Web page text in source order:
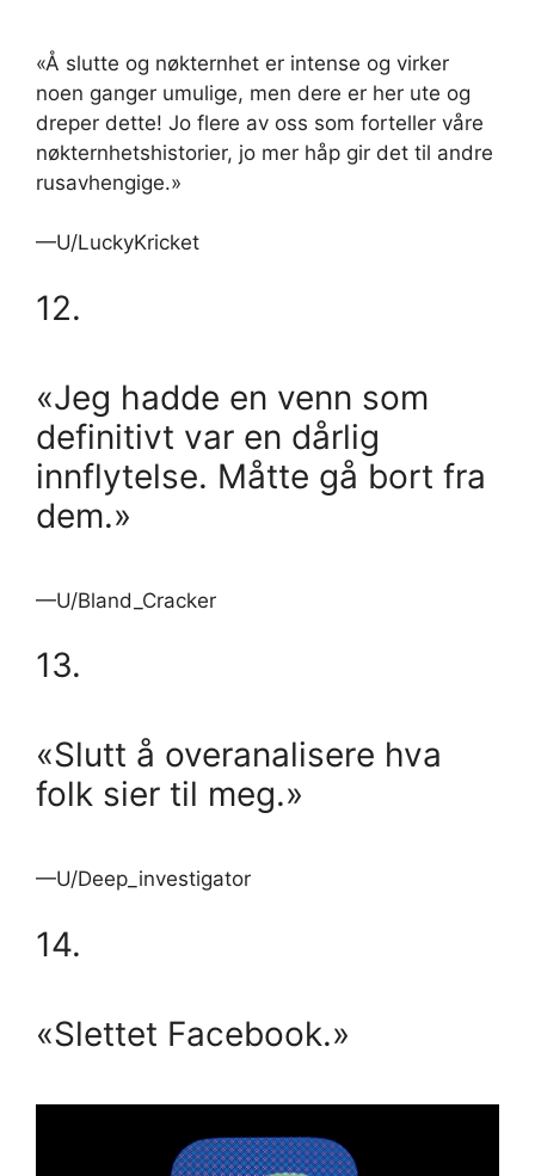
«Å slutte og nøkternhet er intense og virker
noen ganger umulige, men dere er her ute og
dreper dette! Jo flere av oss som forteller våre
nøkternhetshistorier, jo mer håp gir det til andre
rusavhengige.»
—U/LuckyKricket
12.
«Jeg hadde en venn som
definitivt var en dårlig
innflytelse. Måtte gå bort fra
dem.»
—U/Bland_Cracker
13.
«Slutt å overanalisere hva
folk sier til meg.»
—U/Deep_investigator
14.
«Slettet Facebook.»